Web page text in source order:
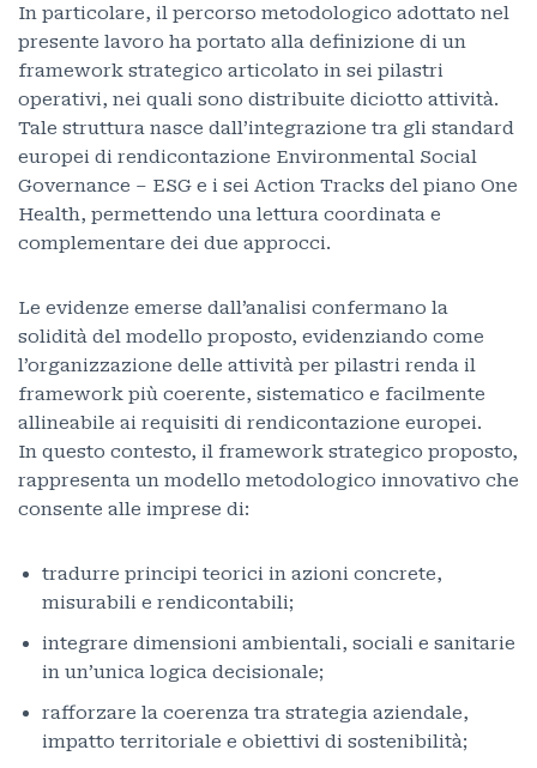
In particolare, il percorso metodologico adottato nel
presente lavoro ha portato alla definizione di un
framework strategico articolato in sei pilastri
operativi, nei quali sono distribuite diciotto attività.
Tale struttura nasce dall’integrazione tra gli standard
europei di rendicontazione Environmental Social
Governance – ESG e i sei Action Tracks del piano One
Health, permettendo una lettura coordinata e
complementare dei due approcci.
Le evidenze emerse dall’analisi confermano la
solidità del modello proposto, evidenziando come
l’organizzazione delle attività per pilastri renda il
framework più coerente, sistematico e facilmente
allineabile ai requisiti di rendicontazione europei.
In questo contesto, il framework strategico proposto,
rappresenta un modello metodologico innovativo che
consente alle imprese di:
tradurre principi teorici in azioni concrete,
misurabili e rendicontabili;
integrare dimensioni ambientali, sociali e sanitarie
in un’unica logica decisionale;
rafforzare la coerenza tra strategia aziendale,
impatto territoriale e obiettivi di sostenibilità;